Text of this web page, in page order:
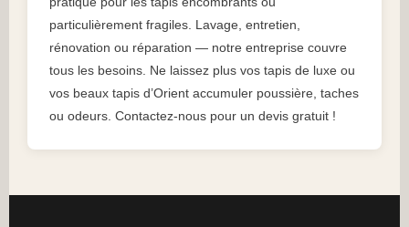
particulièrement fragiles. Lavage, entretien,
rénovation ou réparation — notre entreprise couvre
tous les besoins. Ne laissez plus vos tapis de luxe ou
vos beaux tapis d’Orient accumuler poussière, taches
ou odeurs. Contactez-nous pour un devis gratuit !